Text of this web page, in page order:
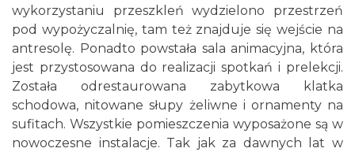
wykorzystaniu przeszkleń wydzielono przestrzeń
pod wypożyczalnię, tam też znajduje się wejście na
antresolę. Ponadto powstała sala animacyjna, która
jest przystosowana do realizacji spotkań i prelekcji.
Została odrestaurowana zabytkowa klatka
schodowa, nitowane słupy żeliwne i ornamenty na
sufitach. Wszystkie pomieszczenia wyposażone są w
nowoczesne instalacje. Tak jak za dawnych lat w